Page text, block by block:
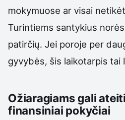
mokymuose ar visai
Turintiems santykius
patirčių. Jei poroje per
gyvybės, šis laikotarpis tai
Ožiaragiams gali
finansiniai pokyčiai